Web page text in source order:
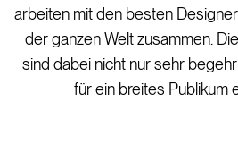
arbeiten mit den besten
der ganzen Welt zusammen.
sind dabei nicht nur sehr
für ein breites Publikum